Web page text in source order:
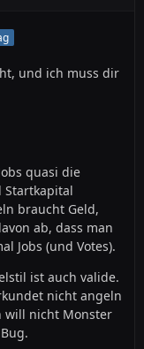
und ich muss dir
quasi die
braucht Geld,
ab, dass man
Jobs (und Votes).
ist auch valide.
nicht angeln
will nicht Monster